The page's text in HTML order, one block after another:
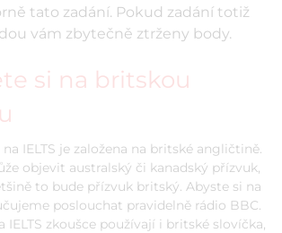
tato zadání. Pokud zadání totiž
vám zbytečně ztrženy body.
si na britskou
IELTS je založena na britské angličtině.
objevit australský či kanadský přízvuk,
to bude přízvuk britský. Abyste si na
poslouchat pravidelně rádio BBC.
IELTS zkoušce používají i britské slovíčka,